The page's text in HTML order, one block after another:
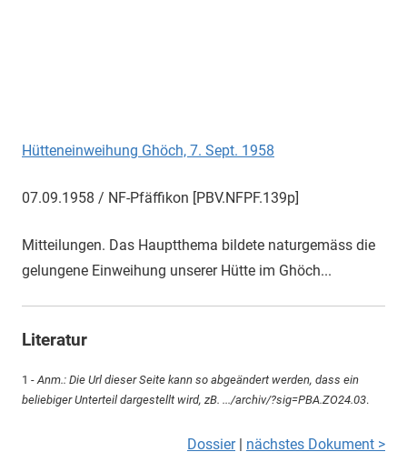
Hütteneinweihung Ghöch, 7. Sept. 1958
07.09.1958 / NF-Pfäffikon [PBV.NFPF.139p]
Mitteilungen. Das Hauptthema bildete naturgemäss die
gelungene Einweihung unserer Hütte im Ghöch...
Literatur
1 - Anm.: Die Url dieser Seite kann so abgeändert werden, dass ein
beliebiger Unterteil dargestellt wird, zB. .../archiv/?sig=PBA.ZO24.03.
Dossier| nächstes Dokument >